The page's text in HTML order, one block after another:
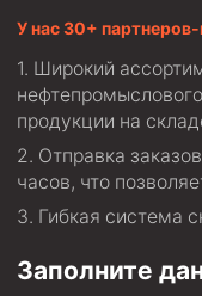
У нас 30+
Широкий
продукции на
Отправка
часов, что
Гибкая система
Заполните